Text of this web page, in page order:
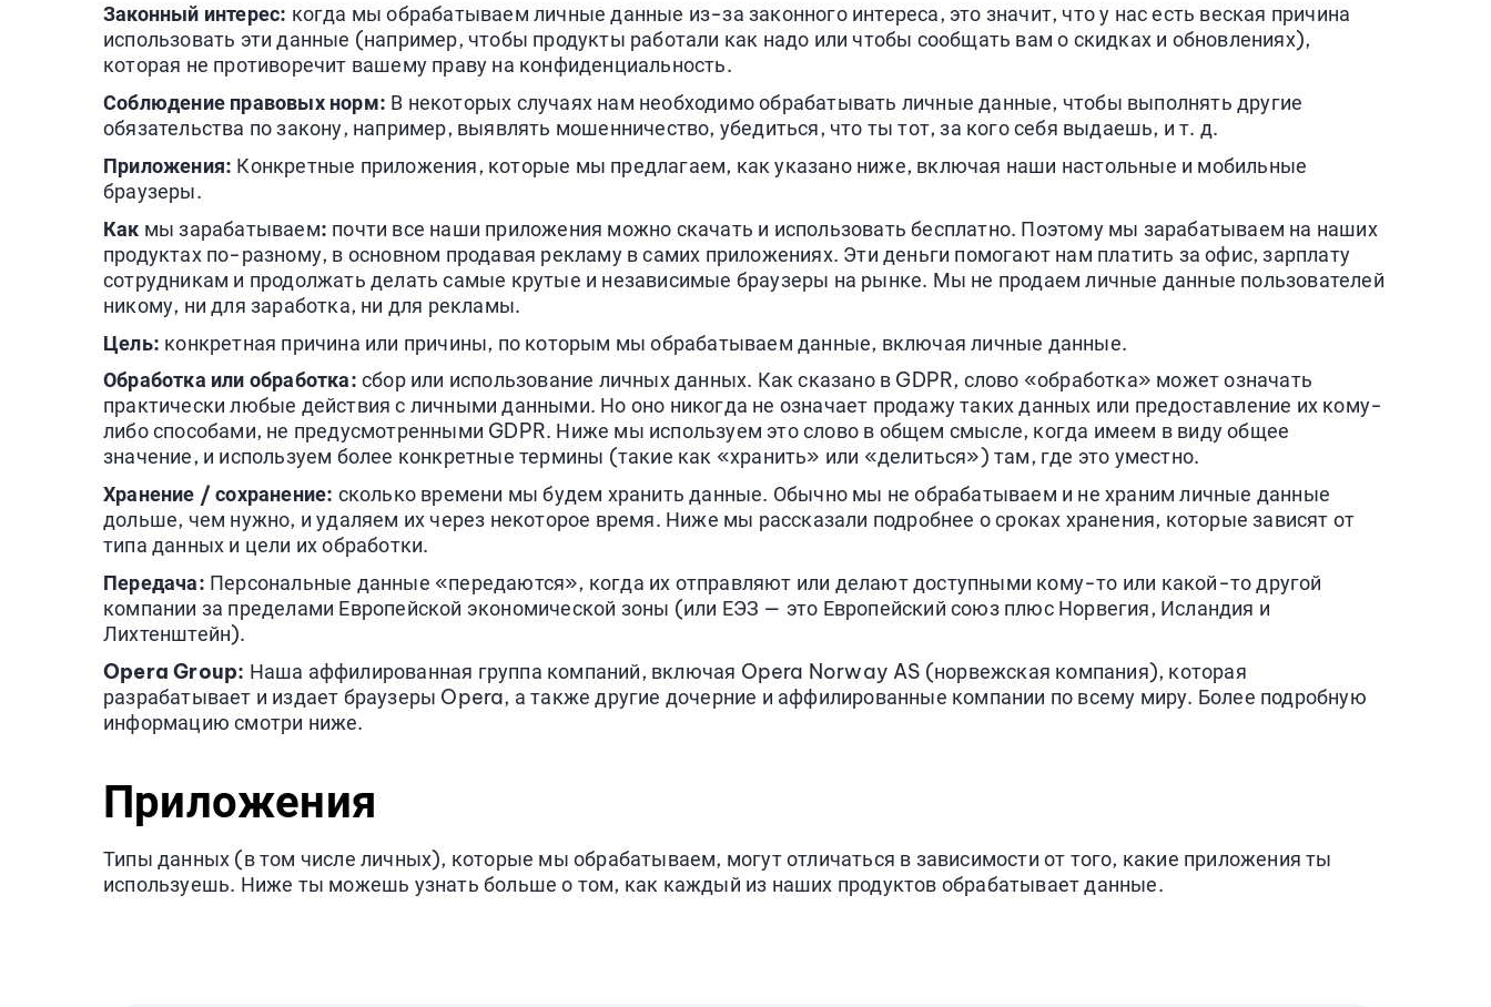
Законный интерес: когда мы обрабатываем личные данные из-за законного интереса, это значит, что у нас есть веская причина
использовать эти данные (например, чтобы продукты работали как надо или чтобы сообщать вам о скидках и обновлениях),
которая не противоречит вашему праву на конфиденциальность.
Соблюдение правовых норм: В некоторых случаях нам необходимо обрабатывать личные данные, чтобы выполнять другие
обязательства по закону, например, выявлять мошенничество, убедиться, что ты тот, за кого себя выдаешь, и т. д.
Приложения: Конкретные приложения, которые мы предлагаем, как указано ниже, включая наши настольные и мобильные
браузеры.
Как мы зарабатываем: почти все наши приложения можно скачать и использовать бесплатно. Поэтому мы зарабатываем на наших
продуктах по-разному, в основном продавая рекламу в самих приложениях. Эти деньги помогают нам платить за офис, зарплату
сотрудникам и продолжать делать самые крутые и независимые браузеры на рынке. Мы не продаем личные данные пользователей
никому, ни для заработка, ни для рекламы.
Цель: конкретная причина или причины, по которым мы обрабатываем данные, включая личные данные.
Обработка или обработка: сбор или использование личных данных. Как сказано в GDPR, слово «обработка» может означать
практически любые действия с личными данными. Но оно никогда не означает продажу таких данных или предоставление их кому-
либо способами, не предусмотренными GDPR. Ниже мы используем это слово в общем смысле, когда имеем в виду общее
значение, и используем более конкретные термины (такие как «хранить» или «делиться») там, где это уместно.
Хранение / сохранение: сколько времени мы будем хранить данные. Обычно мы не обрабатываем и не храним личные данные
дольше, чем нужно, и удаляем их через некоторое время. Ниже мы рассказали подробнее о сроках хранения, которые зависят от
типа данных и цели их обработки.
Передача: Персональные данные «передаются», когда их отправляют или делают доступными кому-то или какой-то другой
компании за пределами Европейской экономической зоны (или ЕЭЗ — это Европейский союз плюс Норвегия, Исландия и
Лихтенштейн).
Opera Group: Наша аффилированная группа компаний, включая Opera Norway AS (норвежская компания), которая
разрабатывает и издает браузеры Opera, а также другие дочерние и аффилированные компании по всему миру. Более подробную
информацию смотри ниже.
Приложения
Типы данных (в том числе личных), которые мы обрабатываем, могут отличаться в зависимости от того, какие приложения ты
используешь. Ниже ты можешь узнать больше о том, как каждый из наших продуктов обрабатывает данные.